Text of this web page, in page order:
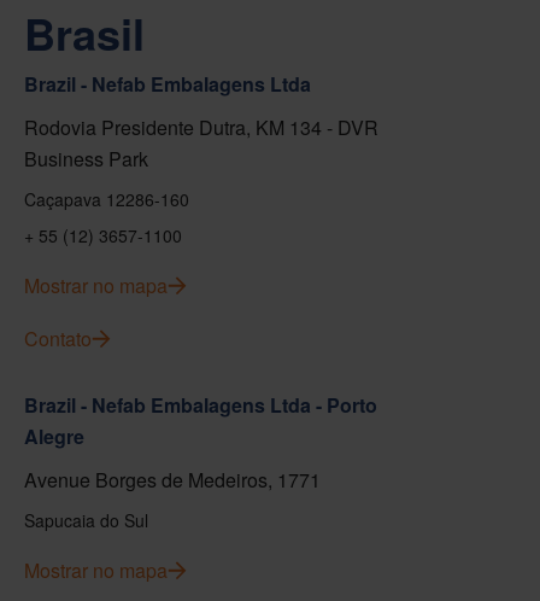
Brasil
Brazil - Nefab Embalagens Ltda
Rodovia Presidente Dutra, KM 134 - DVR
Business Park
Caçapava 12286-160
+ 55 (12) 3657-1100
Mostrar no mapa
Contato
Brazil - Nefab Embalagens Ltda - Porto
Alegre
Avenue Borges de Medeiros, 1771
Sapucaia do Sul
Mostrar no mapa